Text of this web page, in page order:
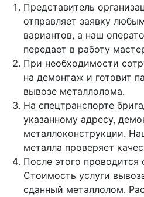
Представитель
отправляет заявку
вариантов, а наш
передает в работу
При необходимости
на демонтаж и готовит
вывозе металлолома.
На спецтранспорте
указанному адресу,
металлоконструкции.
металла проверяет
После этого проводится
Стоимость услуги
сданный металлолом.